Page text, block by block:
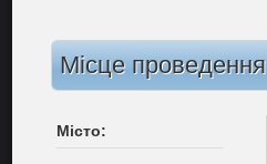
Місце проведення
Місто: